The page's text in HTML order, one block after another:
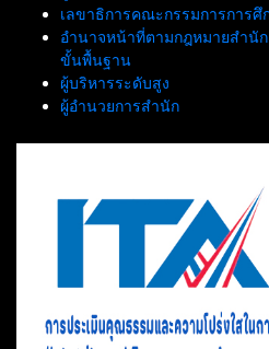
เลขาธิการคณะกรรมการการ
อำนาจหน้าที่ตามกฎหมายสำนั
ขั้นพื้นฐาน
ผู้บริหารระดับสูง
ผู้อำนวยการสำนัก